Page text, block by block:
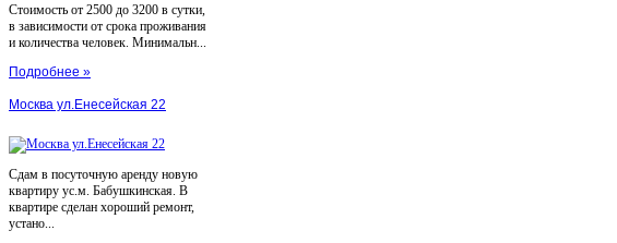
Стоимость от 2500 до 3200 в сутки,
в зависимости от срока проживания
и количества человек. Минимальн...
Подробнее »
Москва ул.Енесейская 22
Сдам в посуточную аренду новую
квартиру ус.м. Бабушкинская. В
квартире сделан хороший ремонт,
устано...